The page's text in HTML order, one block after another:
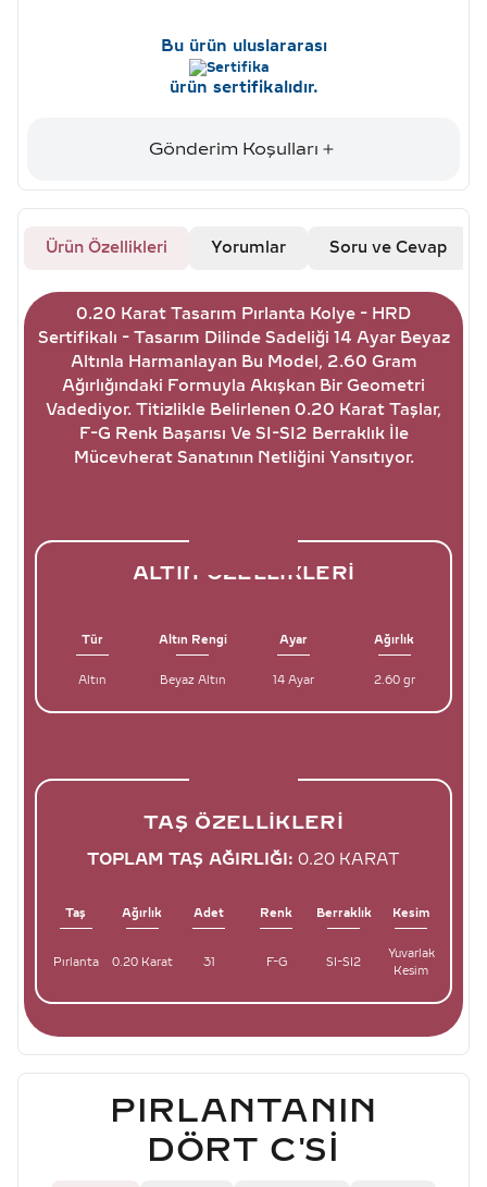
Bu ürün uluslararası
ürün sertifikalıdır.
Gönderim Koşulları
Ürün Özellikleri Yorumlar Soru ve Cevap
0.20 Karat Tasarım Pırlanta Kolye - HRD
Sertifikalı - Tasarım Dilinde Sadeliği 14 Ayar Beyaz
Altınla Harmanlayan Bu Model, 2.60 Gram
Ağırlığındaki Formuyla Akışkan Bir Geometri
Vadediyor. Titizlikle Belirlenen 0.20 Karat Taşlar,
F-G Renk Başarısı Ve SI-SI2 Berraklık İle
Mücevherat Sanatının Netliğini Yansıtıyor.
ALTIN ÖZELLIKLERI
Tür Altın Rengi Ayar Ağırlık
Altın Beyaz Altın 14 Ayar 2.60 gr
TAŞ ÖZELLIKLERI
TOPLAM TAŞ AĞIRLIĞI: 0.20 KARAT
Taş Ağırlık Adet Renk Berraklık Kesim
Pırlanta 0.20 Karat 31 F-G SI-SI2
Yuvarlak
Kesim
PIRLANTANIN
DÖRT C'SI